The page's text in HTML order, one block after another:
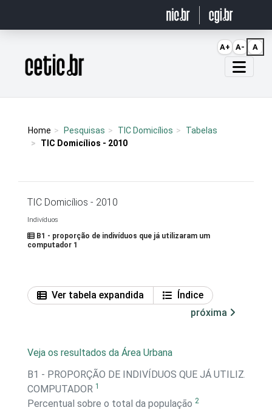
Página inicial
Home Pesquisas TIC Domicílios
Tabelas
TIC Domicílios - 2010
TIC Domicílios - 2010
Indivíduos
B1 - proporção de indivíduos que já utilizaram um
computador 1
Ver tabela expandida
Índice
próxima
Veja os resultados da Área Urbana
B1 - PROPORÇÃO DE INDIVÍDUOS QUE JÁ
COMPUTADOR 1
Percentual sobre o total da população 2
A+ A- A